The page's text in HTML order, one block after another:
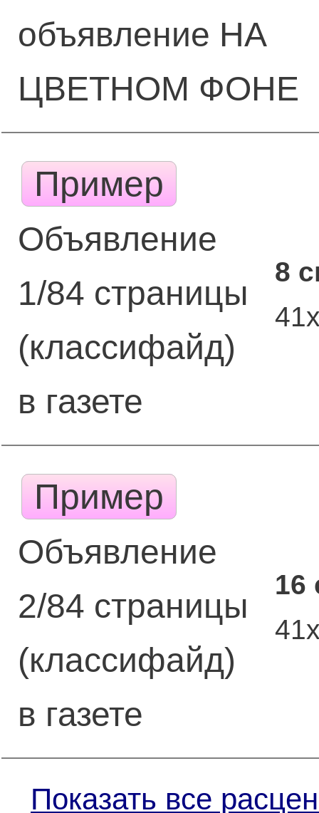
объявление НА
ЦВЕТНОМ ФОНЕ
Пример
Объявление
1/84 страницы
(классифайд)
в газете
8
Пример
Объявление
2/84 страницы
(классифайд)
в газете
16
Показать все